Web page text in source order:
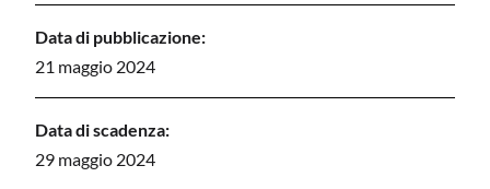
Data di pubblicazione:
21 maggio 2024
Data di scadenza:
29 maggio 2024